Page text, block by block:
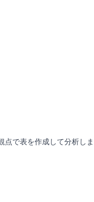
で表を作成して分析しま